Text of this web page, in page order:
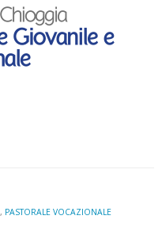
, PASTORALE VOCAZIONALE